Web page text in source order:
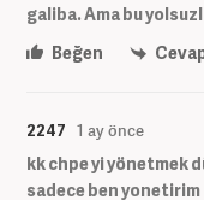
galiba. Ama bu
Beğen
2247 1 ay önce
kk chpe yi yönetmek
sadece ben